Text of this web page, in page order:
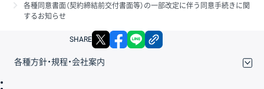
各種同意書面（契約締結前交付書面等）の一部改定に伴う同意手続きに関
するお知らせ
SHARE X facebook
各種方針・規程・会社案内